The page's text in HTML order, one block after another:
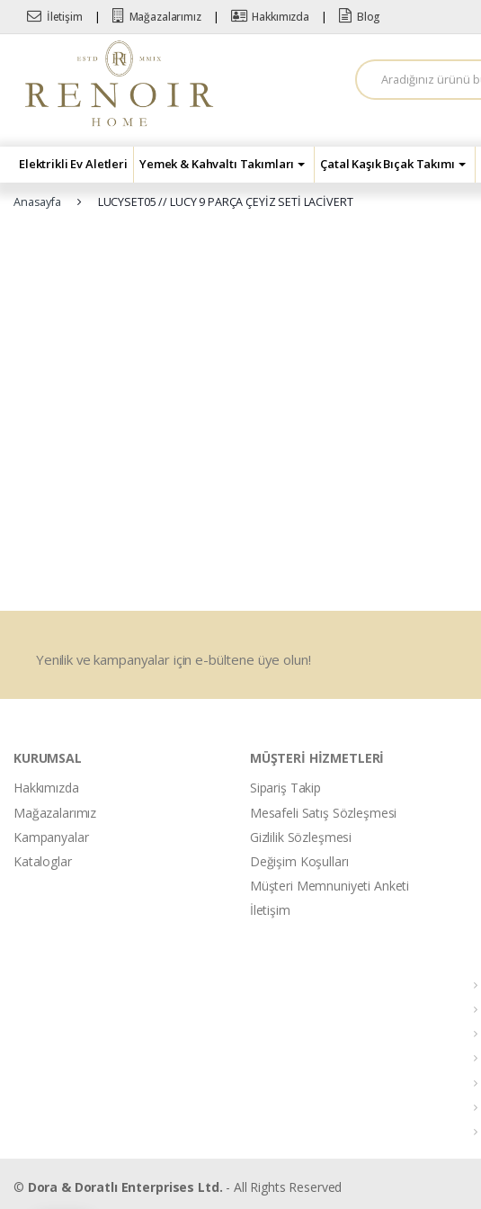
Skip to navigation
Skip to content
İletişim Mağazalarımız Hakkımızda Blog
A
r
a
Elektrikli Ev Aletleri Yemek & Kahvaltı Takımları Çatal Kaşık Bıçak Takımı
Anasayfa LUCYSET05 // LUCY 9 PARÇA ÇEYİZ SETİ LACİVERT
Yenilik ve kampanyalar için e-bültene üye olun!
KURUMSAL
Hakkımızda
Mağazalarımız
Kampanyalar
Kataloglar
MÜŞTERİ HİZMETLERİ
Sipariş Takip
Mesafeli Satış Sözleşmesi
Gizlilik Sözleşmesi
Değişim Koşulları
Müşteri Memnuniyeti Anketi
İletişim
© Dora & Doratlı Enterprises Ltd. - All Rights Reserved